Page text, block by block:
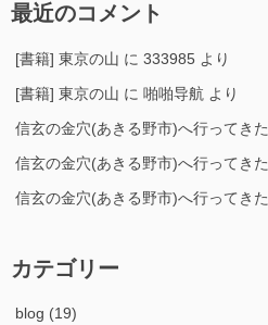
最近のコメント
[書籍] 東京の山 に 333985 より
[書籍] 東京の山 に 啪啪导航 より
信玄の金穴(あきる野市)へ行ってきた
信玄の金穴(あきる野市)へ行ってきた
信玄の金穴(あきる野市)へ行ってきた
カテゴリー
blog (19)